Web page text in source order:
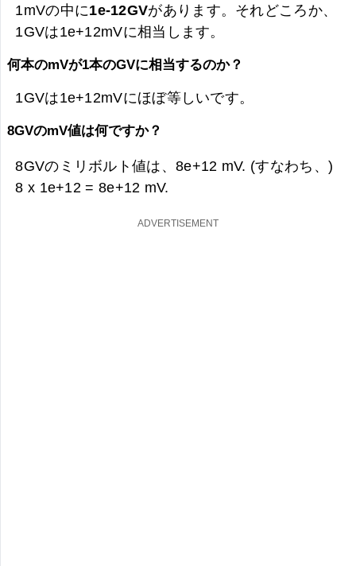
1mVの中に1e-12GVがあります。それどころか、
1GVは1e+12mVに相当します。
何本のmVが1本のGVに相当するのか？
1GVは1e+12mVにほぼ等しいです。
8GVのmV値は何ですか？
8GVのミリボルト値は、 8e+12 mV. (すなわち、)
8 x 1e+12 = 8e+12 mV.